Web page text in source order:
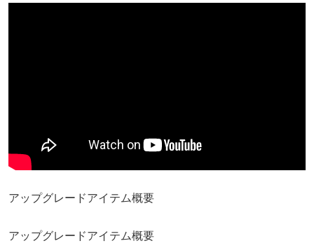
アップグレードアイテム概要
アップグレードアイテム概要